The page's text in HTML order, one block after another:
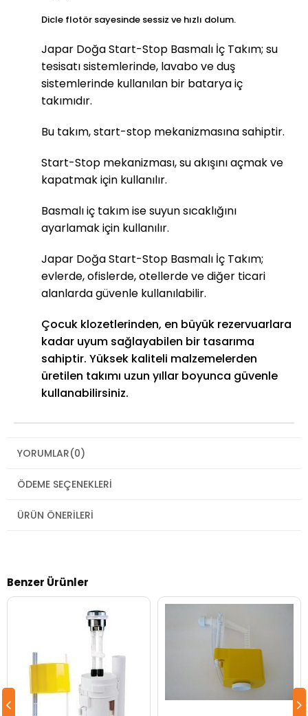
Dicle flotör sayesinde sessiz ve hızlı dolum.
Japar Doğa Start-Stop Basmalı İç Takım; su
tesisatı sistemlerinde, lavabo ve duş
sistemlerinde kullanılan bir batarya iç
takımıdır.
Bu takım, start-stop mekanizmasına sahiptir.
Start-Stop mekanizması, su akışını açmak ve
kapatmak için kullanılır.
Basmalı iç takım ise suyun sıcaklığını
ayarlamak için kullanılır.
Japar Doğa Start-Stop Basmalı İç Takım;
evlerde, ofislerde, otellerde ve diğer ticari
alanlarda güvenle kullanılabilir.
Çocuk klozetlerinden, en büyük rezervuarlara
kadar uyum sağlayabilen bir tasarıma
sahiptir. Yüksek kaliteli malzemelerden
üretilen takımı uzun yıllar boyunca güvenle
kullanabilirsiniz.
YORUMLAR(0)
ÖDEME SEÇENEKLERI
ÜRÜN ÖNERILERI
Benzer Ürünler